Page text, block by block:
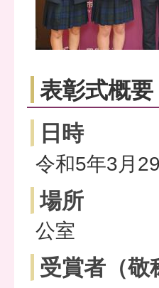
表彰式概要
日時
令和5年3月
場所
公室
受賞者（敬